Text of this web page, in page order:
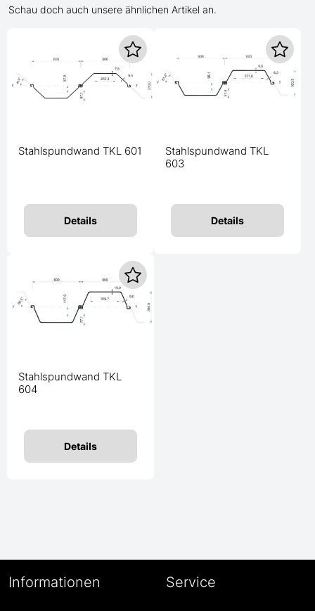
Schau doch auch unsere ähnlichen Artikel an.
Stahlspundwand TKL 601
Details
Stahlspundwand TKL
603
Details
Stahlspundwand TKL
604
Details
Informationen Service